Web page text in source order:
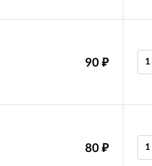
90 ₽
80 ₽